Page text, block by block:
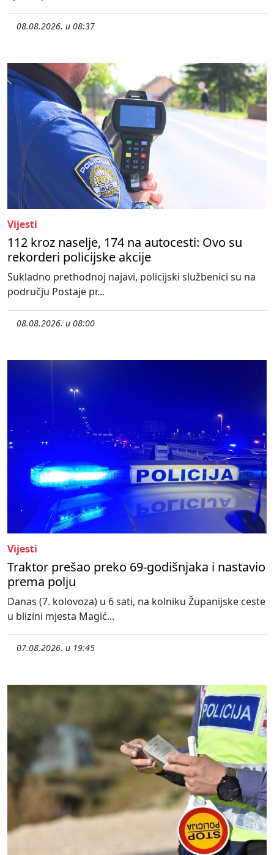
08.08.2026. u 08:37
Vijesti
112 kroz naselje, 174 na autocesti: Ovo su
rekorderi policijske akcije
Sukladno prethodnoj najavi, policijski službenici su na
području Postaje pr...
08.08.2026. u 08:00
Vijesti
Traktor prešao preko 69-godišnjaka i nastavio
prema polju
Danas (7. kolovoza) u 6 sati, na kolniku Županijske ceste
u blizini mjesta Magić...
07.08.2026. u 19:45